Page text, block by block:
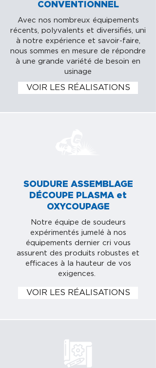
CONVENTIONNEL
Avec nos nombreux équipements
récents, polyvalents et diversifiés, uni
à notre expérience et savoir-faire,
nous sommes en mesure de répondre
à une grande variété de besoin en
usinage
VOIR LES RÉALISATIONS
SOUDURE ASSEMBLAGE
DÉCOUPE PLASMA et
OXYCOUPAGE
Notre équipe de soudeurs
expérimentés jumelé à nos
équipements dernier cri vous
assurent des produits robustes et
efficaces à la hauteur de vos
exigences.
VOIR LES RÉALISATIONS